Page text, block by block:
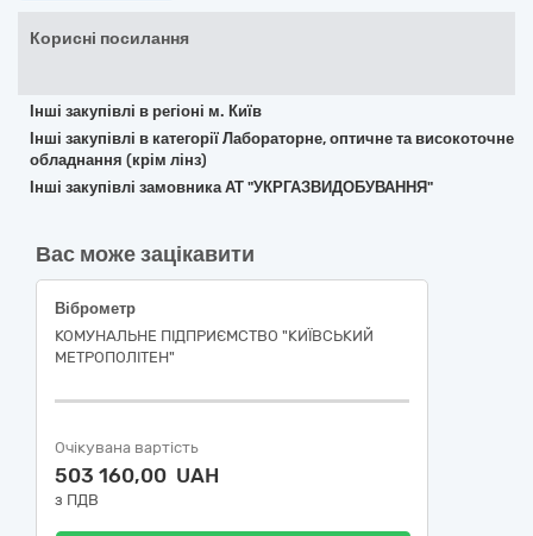
Корисні посилання
Інші закупівлі в регіоні м. Київ
Інші закупівлі в категорії Лабораторне, оптичне та високоточне
обладнання (крім лінз)
Інші закупівлі замовника АТ "УКРГАЗВИДОБУВАННЯ"
Вас може зацікавити
Віброметр
КОМУНАЛЬНЕ ПІДПРИЄМСТВО "КИЇВСЬКИЙ
МЕТРОПОЛІТЕН"
Очікувана вартість
503 160,00 UAH
з ПДВ